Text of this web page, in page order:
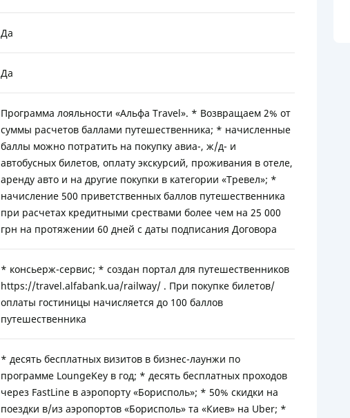
Да
Да
Программа лояльности «Альфа Travel». * Возвращаем 2% от
суммы расчетов баллами путешественника; * начисленные
баллы можно потратить на покупку авиа-, ж/д- и
автобусных билетов, оплату экскурсий, проживания в отеле,
аренду авто и на другие покупки в категории «Тревел»; *
начисление 500 приветственных баллов путешественника
при расчетах кредитными срествами более чем на 25 000
грн на протяжении 60 дней с даты подписания Договора
* консьерж-сервис; * создан портал для путешественников
https://travel.alfabank.ua/railway/ . При покупке билетов/
оплаты гостиницы начисляется до 100 баллов
путешественника
* десять бесплатных визитов в бизнес-лаунжи по
программе LoungeKey в год; * десять бесплатных проходов
через FastLine в аэропорту «Борисполь»; * 50% скидки на
поездки в/из аэропортов «Борисполь» та «Киев» на Uber; *